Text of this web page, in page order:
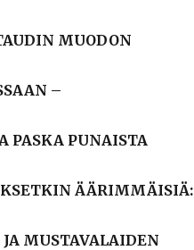
MUODON
–
PASKA PUNAISTA
ÄÄRIMMÄISIÄ:
MUSTAVALAIDEN